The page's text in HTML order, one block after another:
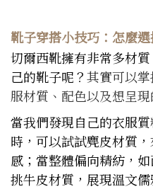
靴子穿搭小技巧：怎麼
切爾西靴擁有非常多材
己的靴子呢？其實可以
服材質、配色以及想呈現
當我們發現自己的衣服
時，可以試試麂皮材質
感；當整體偏向精紡，
挑牛皮材質，展現溫文儒